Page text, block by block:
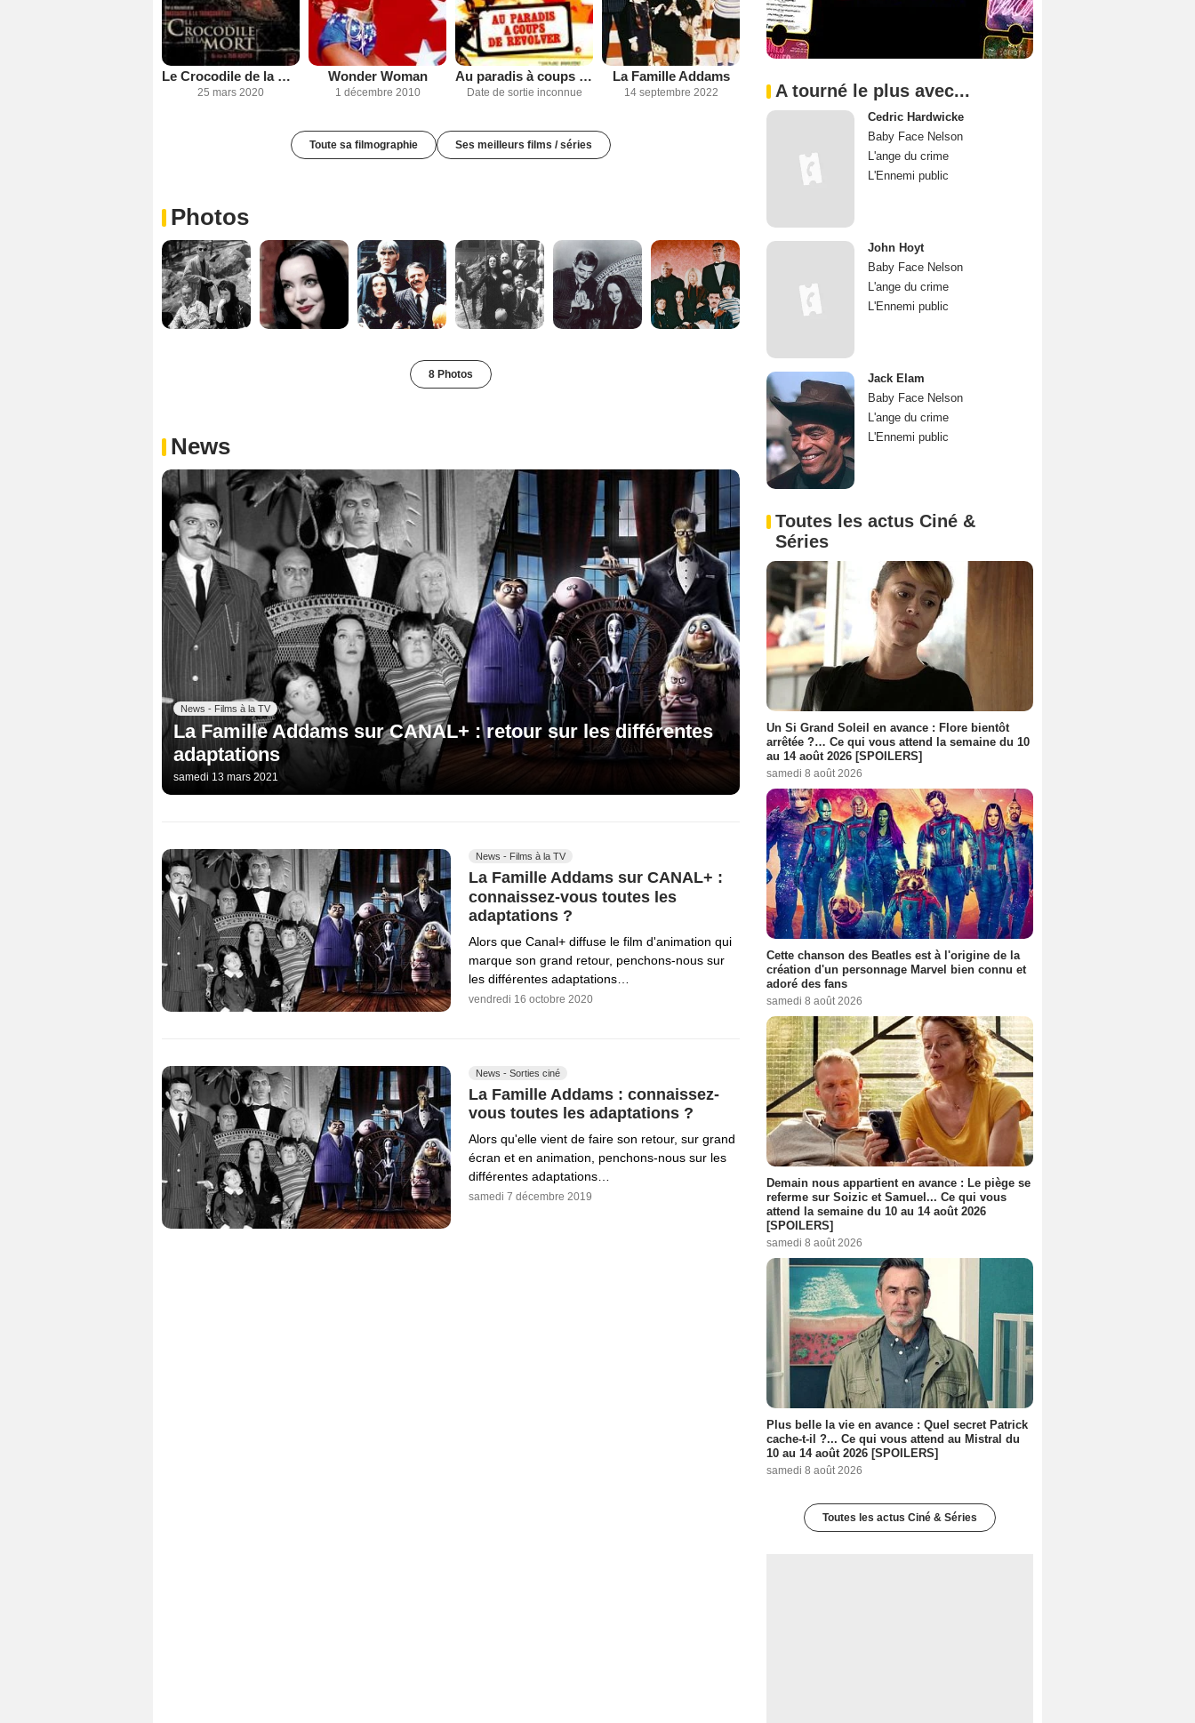
Le Crocodile de la mort
25 mars 2020
Wonder Woman
1 décembre 2010
Au paradis à coups de revolver
Date de sortie inconnue
La Famille Addams
14 septembre 2022
Toute sa filmographie Ses meilleurs films / séries
Photos
8 Photos
News
News - Films à la TV
La Famille Addams sur CANAL+ : retour sur les différentes
adaptations
samedi 13 mars 2021
News - Films à la TV
La Famille Addams sur CANAL+ :
connaissez-vous toutes les
adaptations ?
Alors que Canal+ diffuse le film d'animation qui
marque son grand retour, penchons-nous sur
les différentes adaptations…
vendredi 16 octobre 2020
News - Sorties ciné
La Famille Addams : connaissez-
vous toutes les adaptations ?
Alors qu'elle vient de faire son retour, sur grand
écran et en animation, penchons-nous sur les
différentes adaptations…
samedi 7 décembre 2019
A tourné le plus avec...
Cedric Hardwicke
Baby Face Nelson
L'ange du crime
L'Ennemi public
John Hoyt
Baby Face Nelson
L'ange du crime
L'Ennemi public
Jack Elam
Baby Face Nelson
L'ange du crime
L'Ennemi public
Toutes les actus Ciné &
Séries
Un Si Grand Soleil en avance : Flore bientôt
arrêtée ?… Ce qui vous attend la semaine du 10
au 14 août 2026 [SPOILERS]
samedi 8 août 2026
Cette chanson des Beatles est à l'origine de la
création d'un personnage Marvel bien connu et
adoré des fans
samedi 8 août 2026
Demain nous appartient en avance : Le piège se
referme sur Soizic et Samuel... Ce qui vous
attend la semaine du 10 au 14 août 2026
[SPOILERS]
samedi 8 août 2026
Plus belle la vie en avance : Quel secret Patrick
cache-t-il ?... Ce qui vous attend au Mistral du
10 au 14 août 2026 [SPOILERS]
samedi 8 août 2026
Toutes les actus Ciné & Séries